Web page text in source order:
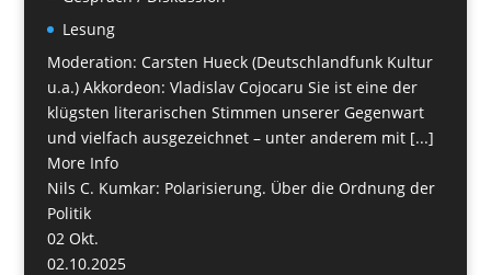
Lesung
Moderation: Carsten Hueck (Deutschlandfunk Kultur
u.a.) Akkordeon: Vladislav Cojocaru Sie ist eine der
klügsten literarischen Stimmen unserer Gegenwart
und vielfach ausgezeichnet – unter anderem mit [...]
More Info
Nils C. Kumkar: Polarisierung. Über die Ordnung der
Politik
02 Okt.
02.10.2025